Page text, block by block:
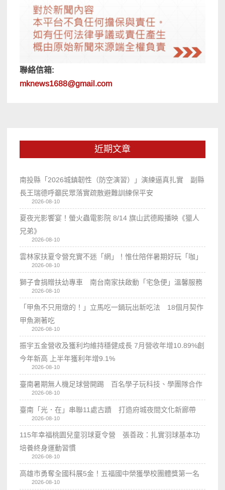
聯絡信箱:
mknews1688@gmail.com
近期文章
南投縣「2026城鎮韌性（防空演習）」演練逼真扎實 副縣
長王瑞德呼籲民眾落實疏散避難訓練保平安
2026-08-10
夏夜光影饗宴！螢火蟲電影院 8/14 旗山武德殿播映《獵人
兄弟》
2026-08-10
雲林家扶夏令營充實不迷「網」！惟仕陪伴暑期好玩「咖」
2026-08-10
獅子會捐贈扶幼專車 南台南家扶啟動「宅急便」溫馨服務
2026-08-10
「甲魚不只用燉的！」立馬吃一鍋玩出新吃法 18個月契作
甲魚涮著吃
2026-08-10
振宇五金營收及獲利均維持穩健成長 7月營收年增10.89%創
今年新高 上半年獲利年增9.1%
2026-08-10
臺南暑期無人機足球營開踢 百名學子玩科技、學團隊合作
2026-08-10
臺南「光．在」串聯11處古蹟 打造府城夜間文化新廊帶
2026-08-10
115年幸福桃園兒童羽球夏令營 張善政：扎實羽球基本功
培養終身運動習慣
2026-08-10
高雄市勇奪全國科展5金！五福國中榮獲學校團體獎第一名
2026-08-10